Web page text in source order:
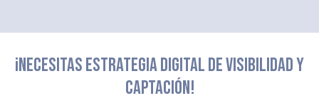
¡NECESITAS ESTRATEGIA DIGITAL DE VISIBILIDAD Y
CAPTACIÓN!